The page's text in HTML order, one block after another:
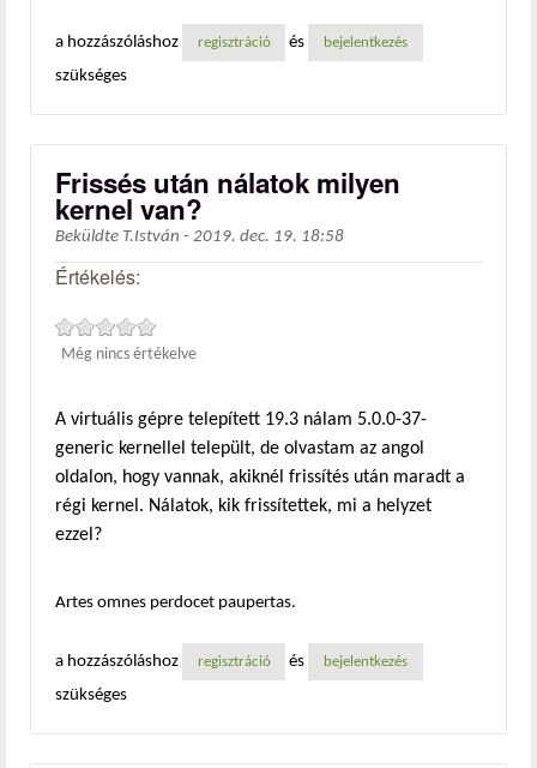
a hozzászóláshoz regisztráció és bejelentkezés
szükséges
Frissés után nálatok milyen
kernel van?
Beküldte T.István - 2019. dec. 19. 18:58
Értékelés:
Még nincs értékelve
A virtuális gépre telepített 19.3 nálam 5.0.0-37-
generic kernellel települt, de olvastam az angol
oldalon, hogy vannak, akiknél frissítés után maradt a
régi kernel. Nálatok, kik frissítettek, mi a helyzet
ezzel?
Artes omnes perdocet paupertas.
a hozzászóláshoz regisztráció és bejelentkezés
szükséges